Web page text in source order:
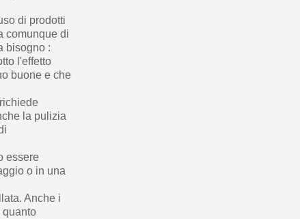
di prodotti
comunque di
bisogno :
l'effetto
buone e che
la pulizia
essere
o in una
Anche i
quanto